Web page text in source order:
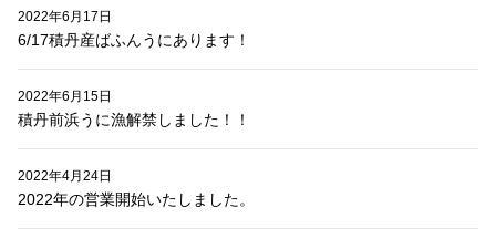
6/17積丹産ばふんうにあります！
2022年6月17日
積丹前浜うに漁解禁しました！！
2022年6月15日
2022年の営業開始いたしました。
2022年4月24日